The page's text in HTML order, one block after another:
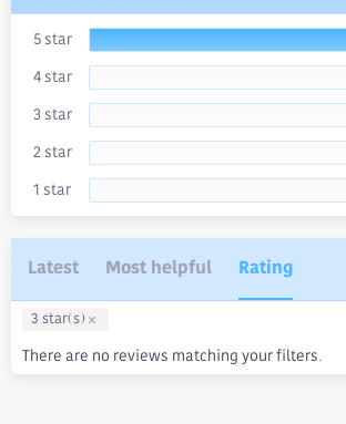
0
0
s
t
a
(
s
5 star
4 star
3 star
2 star
1 star
Latest Most helpful Rating
3 star(s)
There are no reviews matching your filters.